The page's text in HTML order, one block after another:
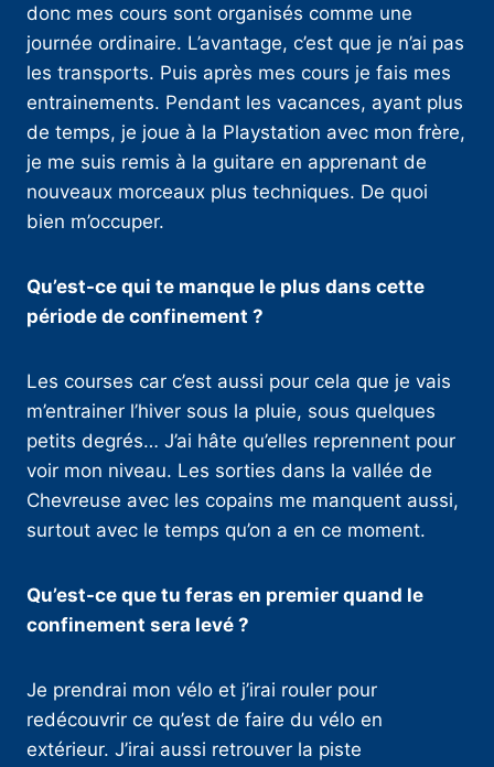
donc mes cours sont organisés comme une
journée ordinaire. L’avantage, c’est que je n’ai pas
les transports. Puis après mes cours je fais mes
entrainements. Pendant les vacances, ayant plus
de temps, je joue à la Playstation avec mon frère,
je me suis remis à la guitare en apprenant de
nouveaux morceaux plus techniques. De quoi
bien m’occuper.
Qu’est-ce qui te manque le plus dans cette
période de confinement ?
Les courses car c’est aussi pour cela que je vais
m’entrainer l’hiver sous la pluie, sous quelques
petits degrés… J’ai hâte qu’elles reprennent pour
voir mon niveau. Les sorties dans la vallée de
Chevreuse avec les copains me manquent aussi,
surtout avec le temps qu’on a en ce moment.
Qu’est-ce que tu feras en premier quand le
confinement sera levé ?
Je prendrai mon vélo et j’irai rouler pour
redécouvrir ce qu’est de faire du vélo en
extérieur. J’irai aussi retrouver la piste